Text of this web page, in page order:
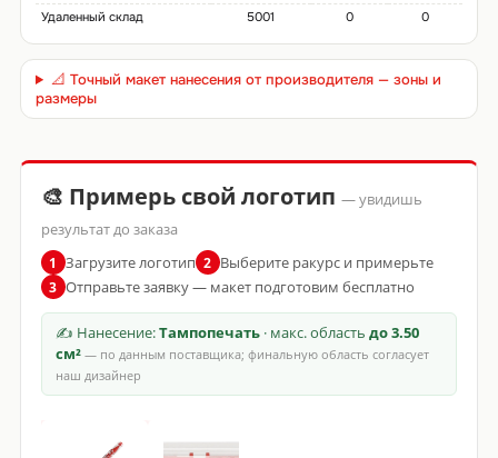
Удаленный склад
5001 0 0
📐 Точный макет нанесения от производителя — зоны и
размеры
🎨 Примерь свой логотип — увидишь
результат до заказа
1 Загрузите логотип 2 Выберите ракурс и примерьте
3 Отправьте заявку — макет подготовим бесплатно
✍ Нанесение:Тампопечать· макс. область до 3.50
см²— по данным поставщика; финальную область согласует
наш дизайнер